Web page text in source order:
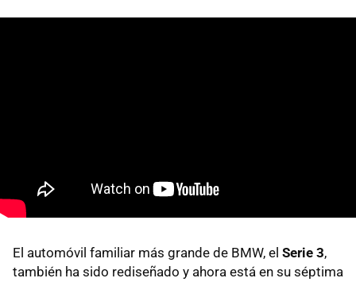
El automóvil familiar más grande de BMW, el Serie 3,
también ha sido rediseñado y ahora está en su séptima